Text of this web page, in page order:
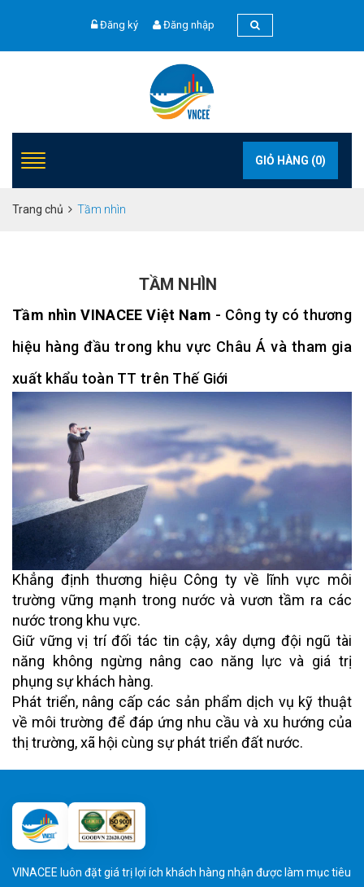
Đăng ký Đăng nhập
GIỎ HÀNG (0)
Trang chủ Tầm nhìn
TẦM NHÌN
Tầm nhìn VINACEE Việt Nam - Công ty có thương
hiệu hàng đầu trong khu vực Châu Á và tham gia
xuất khẩu toàn TT trên Thế Giới
Khẳng định thương hiệu Công ty về lĩnh vực môi
trường vững mạnh trong nước và vươn tầm ra các
nước trong khu vực.
Giữ vững vị trí đối tác tin cậy, xây dựng đội ngũ tài
năng không ngừng nâng cao năng lực và giá trị
phụng sự khách hàng.
Phát triển, nâng cấp các sản phẩm dịch vụ kỹ thuật
về môi trường để đáp ứng nhu cầu và xu hướng của
thị trường, xã hội cùng sự phát triển đất nước.
VINACEE luôn đặt giá trị lợi ích khách hàng nhận được làm mục tiêu